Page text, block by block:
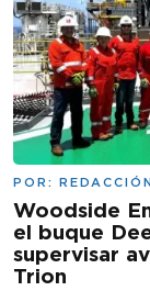
POR: REDACCIÓN
Woodside
el buque
supervisar
Trion